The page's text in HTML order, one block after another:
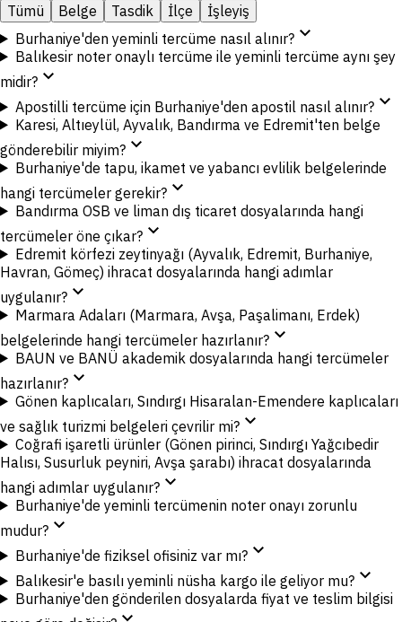
Tümü Belge Tasdik İlçe
İşleyiş
Burhaniye'den yeminli tercüme nasıl alınır?expand_more
Balıkesir noter onaylı tercüme ile yeminli tercüme aynı şey
midir? expand_more
Apostilli tercüme için Burhaniye'den apostil nasıl alınır?expand_more
Karesi, Altıeylül, Ayvalık, Bandırma ve Edremit'ten belge
gönderebilir miyim? expand_more
Burhaniye'de tapu, ikamet ve yabancı evlilik belgelerinde
hangi tercümeler gerekir? expand_more
Bandırma OSB ve liman dış ticaret dosyalarında hangi
tercümeler öne çıkar? expand_more
Edremit körfezi zeytinyağı (Ayvalık, Edremit, Burhaniye,
Havran, Gömeç) ihracat dosyalarında hangi adımlar
uygulanır? expand_more
Marmara Adaları (Marmara, Avşa, Paşalimanı, Erdek)
belgelerinde hangi tercümeler hazırlanır? expand_more
BAUN ve BANÜ akademik dosyalarında hangi tercümeler
hazırlanır? expand_more
Gönen kaplıcaları, Sındırgı Hisaralan-Emendere kaplıcaları
ve sağlık turizmi belgeleri çevrilir mi? expand_more
Coğrafi işaretli ürünler (Gönen pirinci, Sındırgı Yağcıbedir
Halısı, Susurluk peyniri, Avşa şarabı) ihracat dosyalarında
hangi adımlar uygulanır? expand_more
Burhaniye'de yeminli tercümenin noter onayı zorunlu
mudur? expand_more
Burhaniye'de fiziksel ofisiniz var mı?expand_more
Balıkesir'e basılı yeminli nüsha kargo ile geliyor mu?expand_more
Burhaniye'den gönderilen dosyalarda fiyat ve teslim bilgisi